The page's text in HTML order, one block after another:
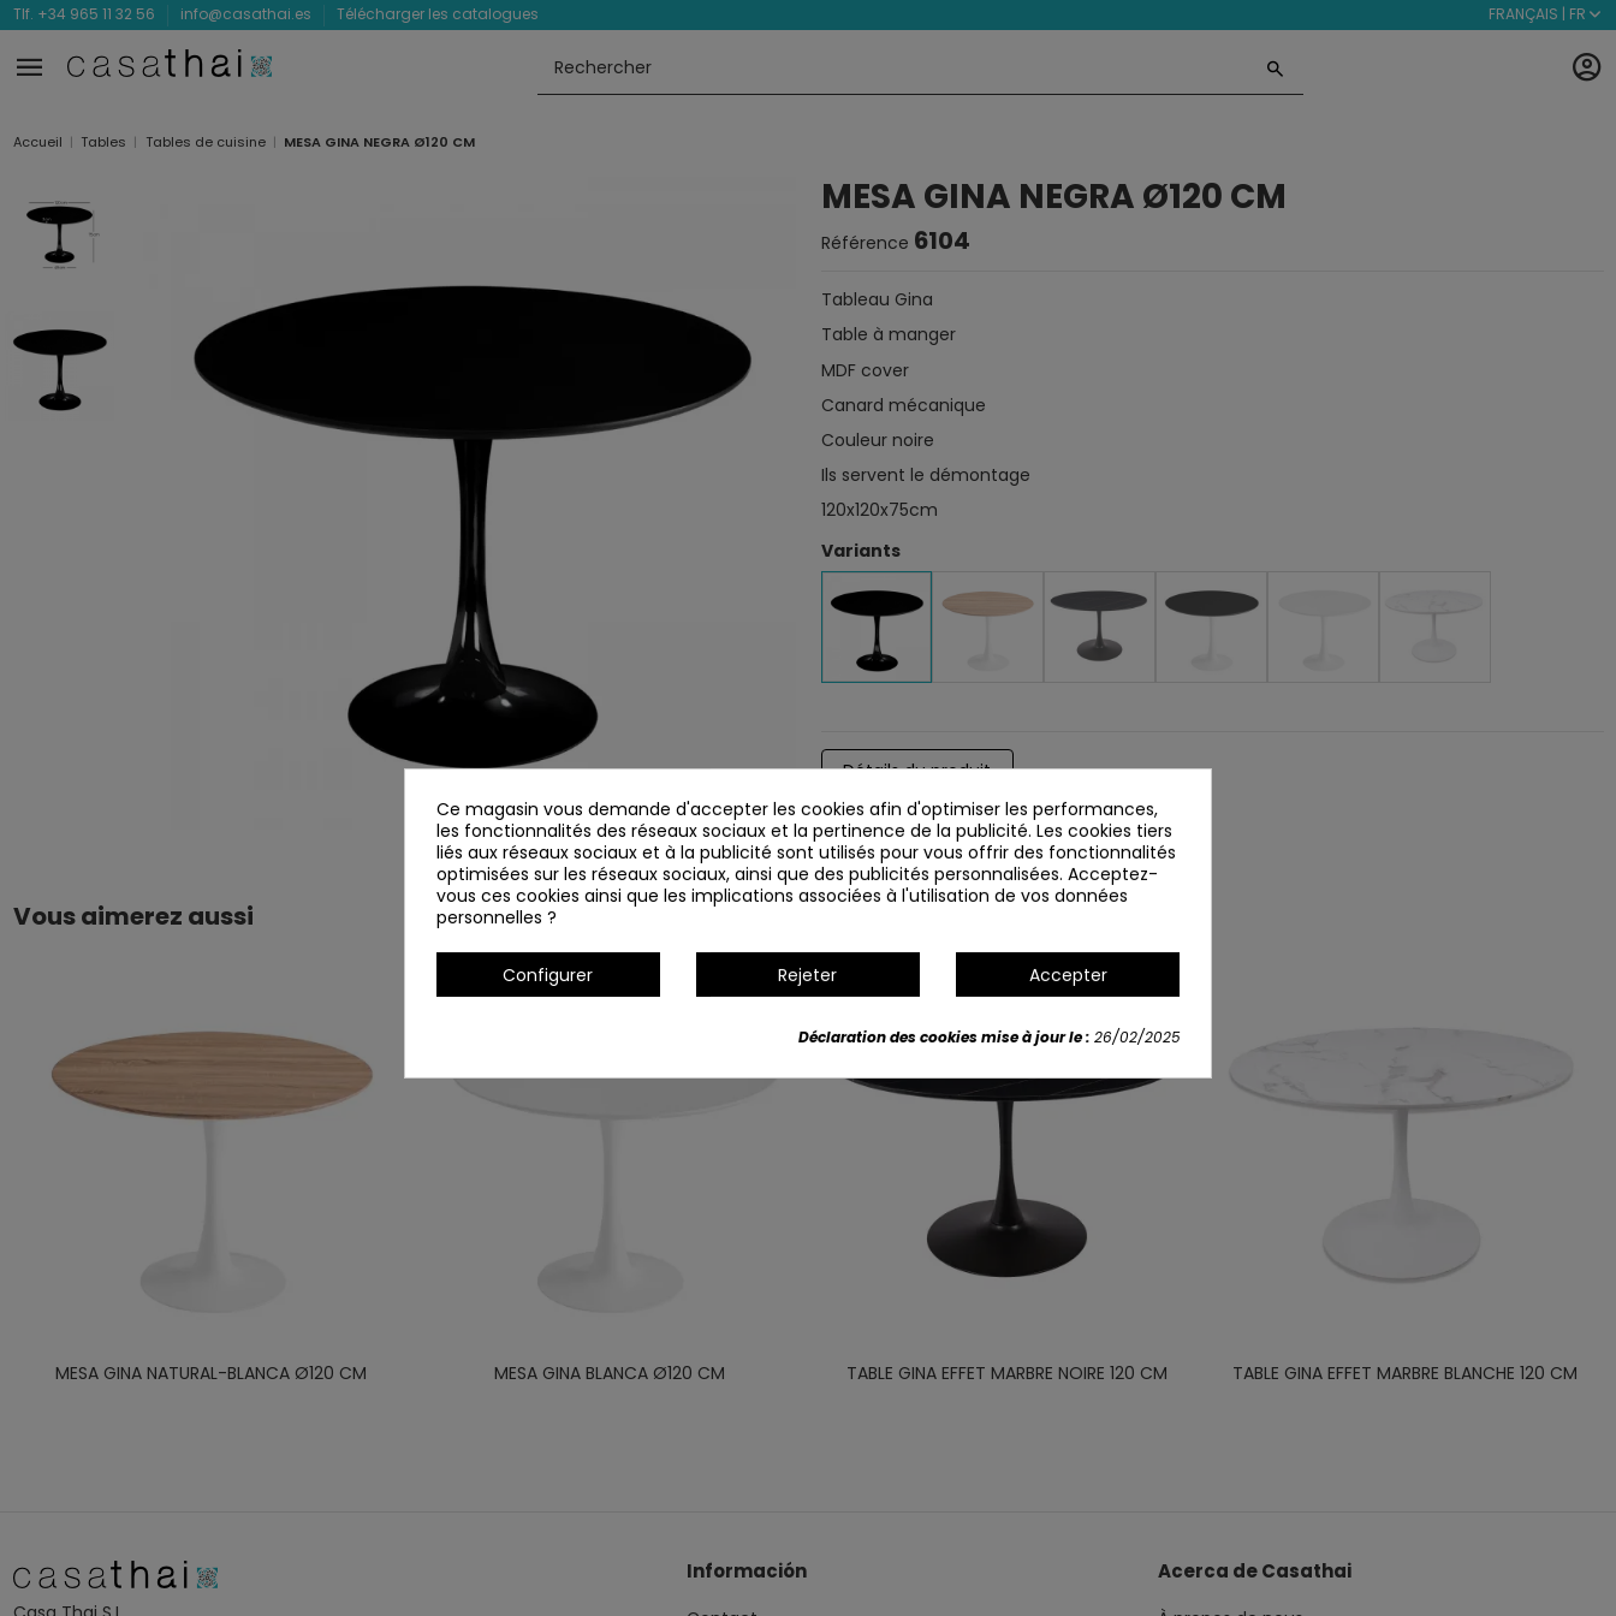
Tlf. +34 965 11 32 56 info@casathai.es Télécharger les catalogues FRANÇAIS | FR
Accueil Tables Tables de cuisine MESA GINA NEGRA Ø120 CM
MESA GINA NEGRA Ø120 CM
Référence 6104
Tableau Gina
Table à manger
MDF cover
Canard mécanique
Couleur noire
Ils servent le démontage
120x120x75cm
Variants
Détails du produit
Vous aimerez aussi
MESA GINA NATURAL-BLANCA Ø120 CM MESA GINA BLANCA Ø120 CM TABLE GINA EFFET MARBRE NOIRE 120 CM TABLE GINA EFFET MARBRE BLANCHE 120 CM
Información Acerca de Casathai
Ce magasin vous demande d'accepter les cookies afin d'optimiser les performances,
les fonctionnalités des réseaux sociaux et la pertinence de la publicité. Les cookies tiers
liés aux réseaux sociaux et à la publicité sont utilisés pour vous offrir des fonctionnalités
optimisées sur les réseaux sociaux, ainsi que des publicités personnalisées. Acceptez-
vous ces cookies ainsi que les implications associées à l'utilisation de vos données
personnelles ?
Configurer Rejeter Accepter
Déclaration des cookies mise à jour le :26/02/2025